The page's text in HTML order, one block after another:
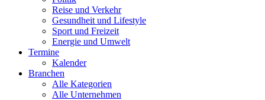
Reise und Verkehr
Gesundheit und Lifestyle
Sport und Freizeit
Energie und Umwelt
Termine
Kalender
Branchen
Alle Kategorien
Alle Unternehmen